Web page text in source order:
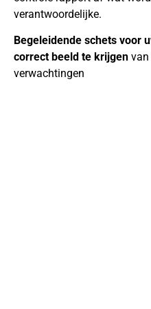
verantwoordelijke.
Begeleidende schets voor
correct beeld te krijgen van
verwachtingen